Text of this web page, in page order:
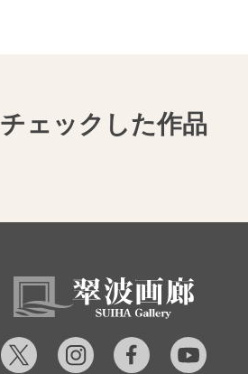
チェックした作品